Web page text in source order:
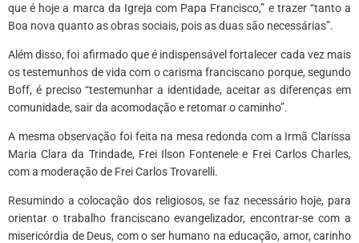
que é hoje a marca da Igreja com Papa Francisco,” e trazer “tanto a
Boa nova quanto as obras sociais, pois as duas são necessárias”.
Além disso, foi afirmado que é indispensável fortalecer cada vez mais
os testemunhos de vida com o carisma franciscano porque, segundo
Boff, é preciso “testemunhar a identidade, aceitar as diferenças em
comunidade, sair da acomodação e retomar o caminho”.
A mesma observação foi feita na mesa redonda com a Irmã Clarissa
Maria Clara da Trindade, Frei Ilson Fontenele e Frei Carlos Charles,
com a moderação de Frei Carlos Trovarelli.
Resumindo a colocação dos religiosos, se faz necessário hoje, para
orientar o trabalho franciscano evangelizador, encontrar-se com a
misericórdia de Deus, com o ser humano na educação, amor, carinho